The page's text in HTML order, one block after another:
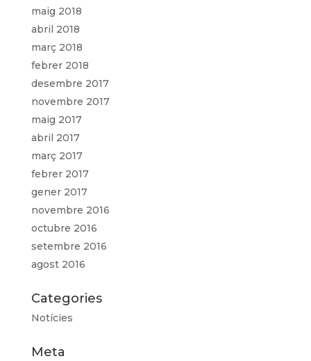
maig 2018
abril 2018
març 2018
febrer 2018
desembre 2017
novembre 2017
maig 2017
abril 2017
març 2017
febrer 2017
gener 2017
novembre 2016
octubre 2016
setembre 2016
agost 2016
Categories
Notícies
Meta